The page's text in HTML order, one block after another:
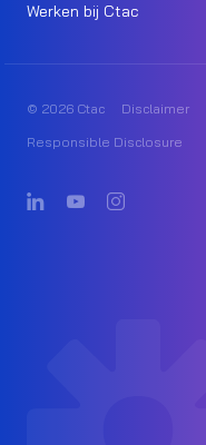
Werken bij Ctac
© 2026 Ctac Disclaimer
Responsible Disclosure